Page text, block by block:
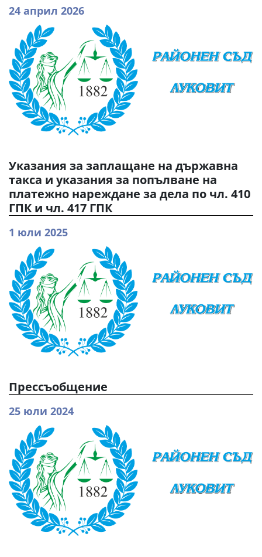
24 април 2026
Указания за заплащане на държавна
такса и указания за попълване на
платежно нареждане за дела по чл. 410
ГПК и чл. 417 ГПК
1 юли 2025
Прессъобщение
25 юли 2024